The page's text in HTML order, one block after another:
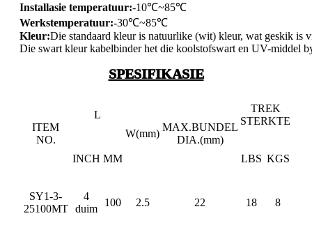
Installasie temperatuur:-10℃~85℃
Werkstemperatuur:-30℃~85℃
Kleur:Die standaard kleur is natuurlike (wit) kleur, wat geskik is
Die swart kleur kabelbinder het die koolstofswart en UV-middel
SPESIFIKASIE
ITEM
NO.
L
W(mm)
MAX.BUNDEL
DIA.(mm)
TREK
STERKTE
INCH MM LBS KGS
SY1-3-
25100MT
4
duim
100 2.5 22 18 8